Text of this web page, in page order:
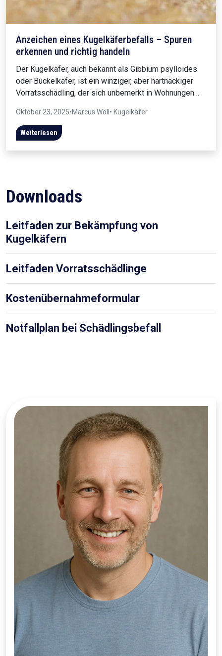
Anzeichen eines Kugelkäferbefalls – Spuren
erkennen und richtig handeln
Der Kugelkäfer, auch bekannt als Gibbium psylloides
oder Buckelkäfer, ist ein winziger, aber hartnäckiger
Vorratsschädling, der sich unbemerkt in Wohnungen…
Oktober 23, 2025•Marcus Wöll • Kugelkäfer
Weiterlesen
Downloads
Leitfaden zur Bekämpfung von
Kugelkäfern
Leitfaden Vorratsschädlinge
Kostenübernahmeformular
Notfallplan bei Schädlingsbefall